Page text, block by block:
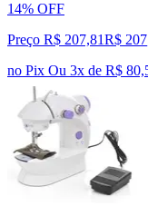
14% OFF
Preço R$ 207,81R$ 207
no Pix Ou 3x de R$